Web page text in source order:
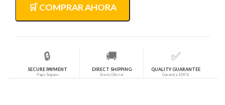
era:
es:
🛒 COMPRAR AHORA
🔒
SECURE PAYMENT
Pago Seguro
🚚
DIRECT SHIPPING
Envío Oficial
✅
QUALITY GUARANTEE
Garantía 100%